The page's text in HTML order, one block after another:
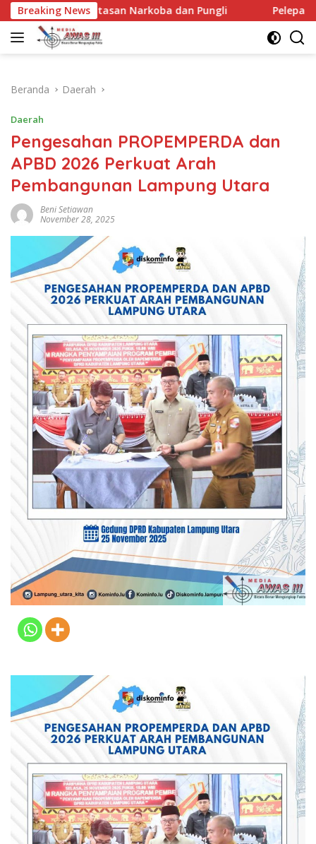
Langsung
ke
konten
Breaking News
Narkoba dan Pungli Pelepasan Kontingen Gerakan
Beranda Daerah
Daerah
Pengesahan PROPEMPERDA dan
APBD 2026 Perkuat Arah
Pembangunan Lampung Utara
Beni Setiawan
November 28, 2025